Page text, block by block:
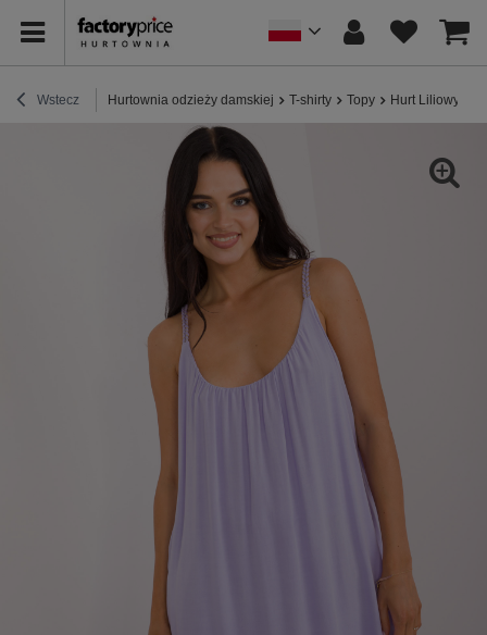
Wstecz Hurtownia odzieży damskiej T-shirty Topy Hurt Liliowy top